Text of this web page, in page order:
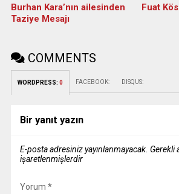
Burhan Kara’nın ailesinden
Taziye Mesajı
Fuat
COMMENTS
WORDPRESS: 0 FACEBOOK: DISQUS:
Bir yanıt yazın
E-posta adresiniz yayınlanmayacak. Gerekli
işaretlenmişlerdir
Yorum *